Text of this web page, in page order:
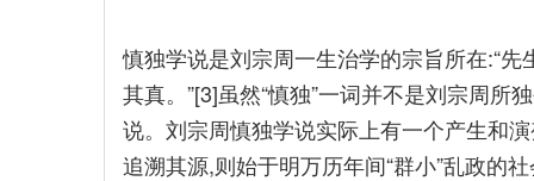
慎独学说是刘宗周一生治学的宗旨所在:“
其真。”[3]虽然“慎独”一词并不是刘宗周所
说。刘宗周慎独学说实际上有一个产生和
追溯其源,则始于明万历年间“群小”乱政的社